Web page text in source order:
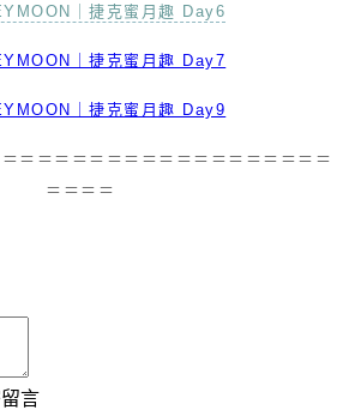
｜捷克蜜月趣 Day6
｜捷克蜜月趣 Day7
｜捷克蜜月趣 Day9
＝＝＝＝＝＝＝＝＝＝＝＝＝＝＝＝＝＝
＝＝＝＝
言